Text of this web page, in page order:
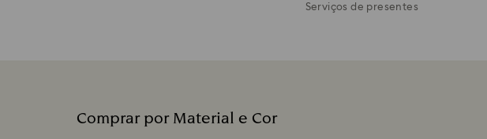
Serviços de presentes
Comprar por Material e Cor